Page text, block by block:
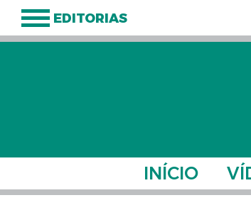
EDITORIAS
INÍCIO